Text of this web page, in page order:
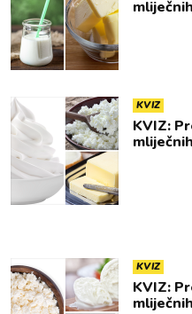
KVIZ
KVIZ:
KVIZ
KVIZ: